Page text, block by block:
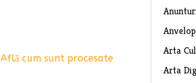
Află cum sunt procesate
Arta
Arta